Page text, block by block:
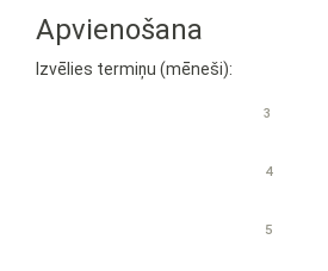
Apvienošana
Izvēlies termiņu (mēneši):
3
4
5